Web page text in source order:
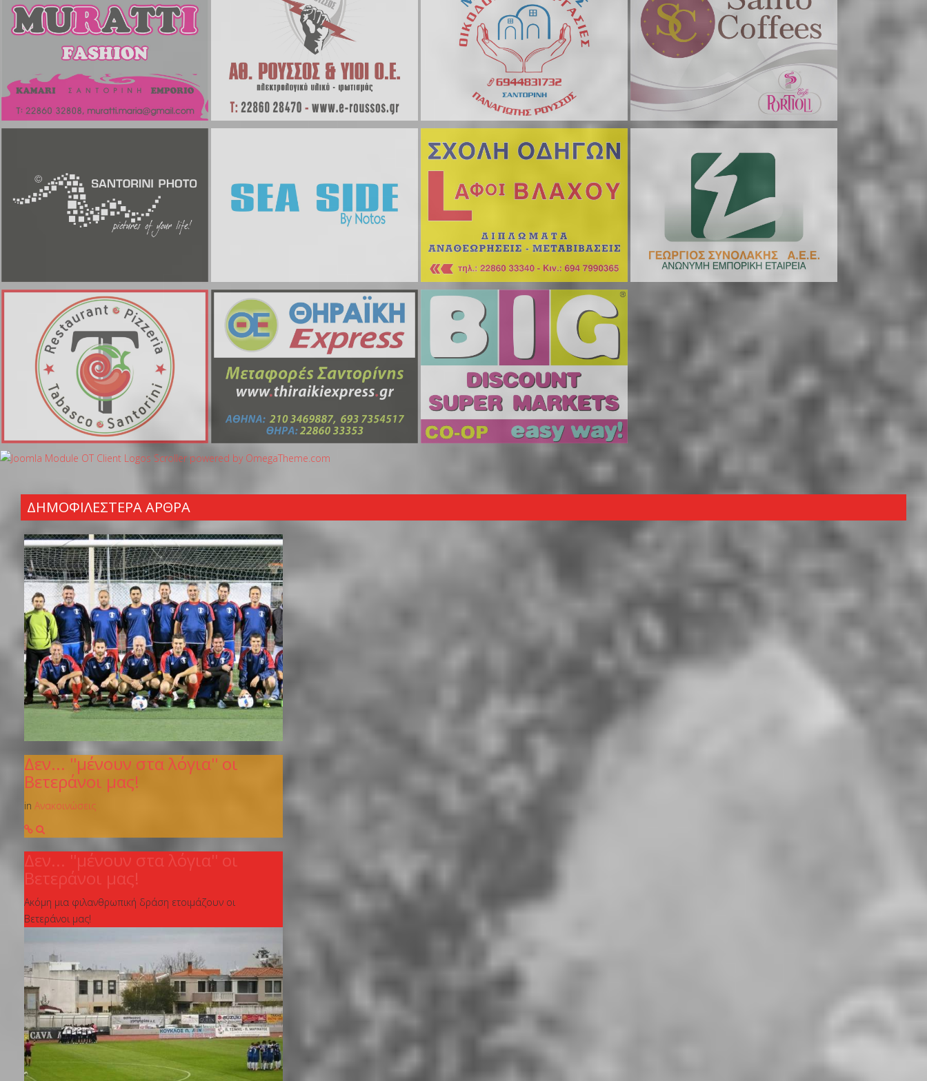
ΔΗΜΟΦΙΛΕΣΤΕΡΑ ΑΡΘΡΑ
Δεν... ''μένουν στα λόγια'' οι
Βετεράνοι μας!
in Ανακοινώσεις
Δεν... ''μένουν στα λόγια'' οι
Βετεράνοι μας!
Ακόμη μια φιλανθρωπική δράση ετοιμάζουν οι
Βετεράνοι μας!